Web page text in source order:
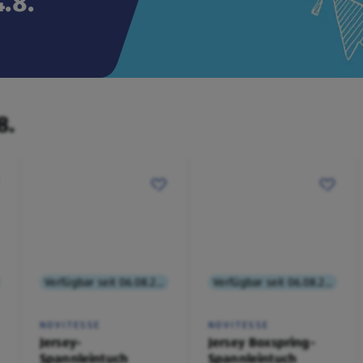
NOVITESSE
Jersey-
Spannleintuch
NOVITESSE
Jersey Boxspring-
Spannleintuch